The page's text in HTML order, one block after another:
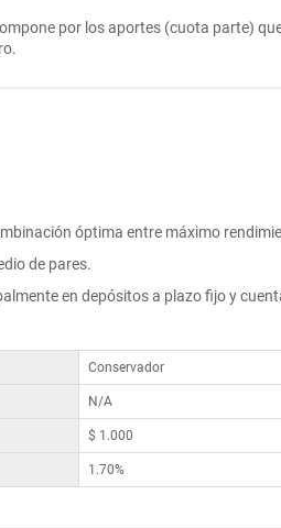
por los aportes (cuota parte)
óptima entre máximo
de pares.
en depósitos a plazo fijo y
Conservador
N/A
$ 1.000
1.70%